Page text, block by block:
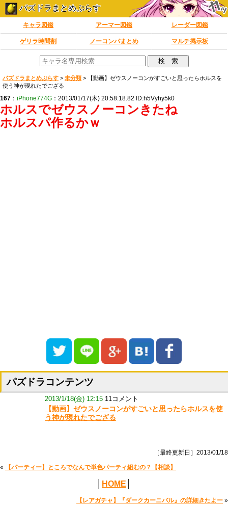
パズドラまとめぷらす
キャラ図鑑 アーマー図鑑 レーダー図鑑
ゲリラ時間割 ノーコンパまとめ マルチ掲示板
パズドラまとめぷらす > 未分類 >
【動画】ゼウスノーコンがすごいと思ったらホルスを
使う神が現れたでござる
167 ： iPhone774G ：2013/01/17(木) 20:58:18.82 ID:h5Vyhy5k0
ホルスでゼウスノーコンきたね
ホルスパ作るかｗ
パズドラコンテンツ
2013/1/18(金) 12:15 11コメント
【動画】ゼウスノーコンがすごいと思ったらホルスを使
う神が現れたでござる
［最終更新日］2013/01/18
« 【パーティー】ところでなんで単色パーティ組むの？【相談】
HOME
【レアガチャ】『ダークカーニバル』の詳細きたよー »